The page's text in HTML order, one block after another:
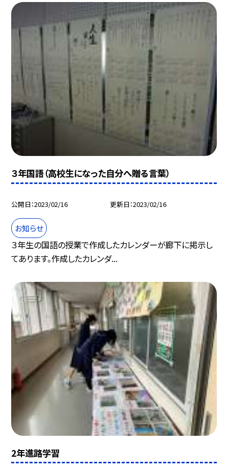
３年国語（高校生になった自分へ贈る言葉）
公開日 2023/02/16 更新日 2023/02/16
お知らせ
３年生の国語の授業で作成したカレンダーが廊下に掲示し
てあります。作成したカレンダ...
2年進路学習